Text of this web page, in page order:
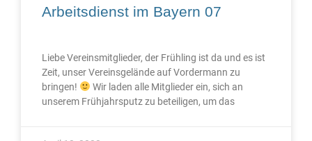
Arbeitsdienst im Bayern 07
Liebe Vereinsmitglieder, der Frühling ist da und es ist
Zeit, unser Vereinsgelände auf Vordermann zu
bringen!
Wir laden alle Mitglieder ein, sich an
unserem Frühjahrsputz zu beteiligen, um das